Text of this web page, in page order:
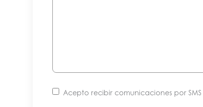
Acepto recibir comunicaciones por